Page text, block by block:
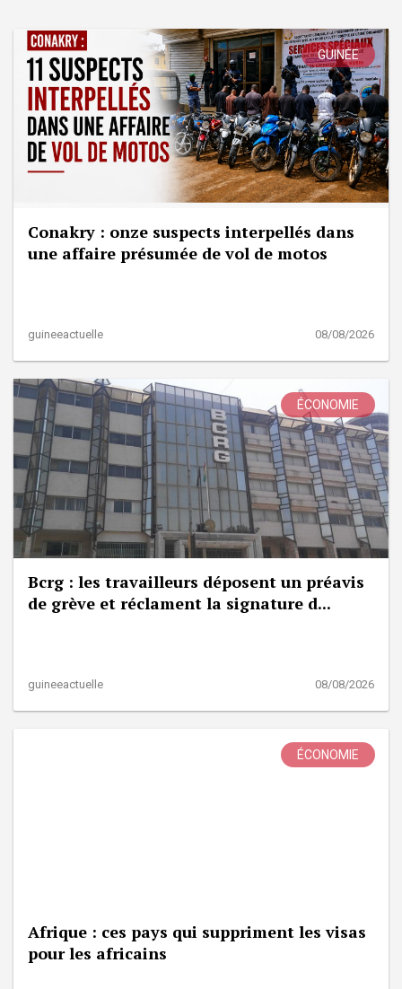
GUINÉE
Conakry : onze suspects interpellés dans
une affaire présumée de vol de motos
guineeactuelle 08/08/2026
ÉCONOMIE
Bcrg : les travailleurs déposent un préavis
de grève et réclament la signature d...
guineeactuelle 08/08/2026
ÉCONOMIE
Afrique : ces pays qui suppriment les visas
pour les africains